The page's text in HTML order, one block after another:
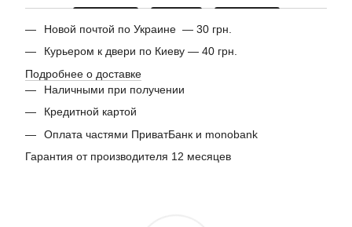
Новой почтой по Украине — 30 грн.
Курьером к двери по Киеву — 40 грн.
Подробнее о доставке
Наличными при получении
Кредитной картой
Оплата частями ПриватБанк и monobank
Гарантия от производителя 12 месяцев